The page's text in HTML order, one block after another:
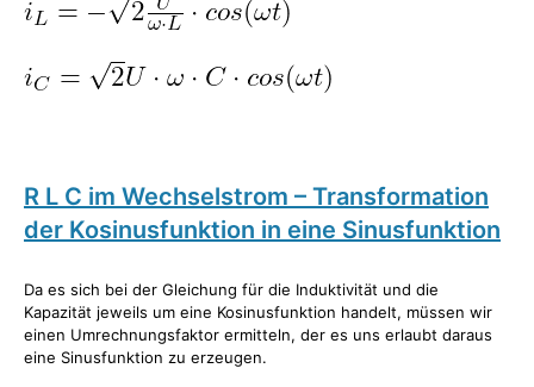
R L C im Wechselstrom – Transformation
der Kosinusfunktion in eine Sinusfunktion
Da es sich bei der Gleichung für die Induktivität und die
Kapazität jeweils um eine Kosinusfunktion handelt, müssen wir
einen Umrechnungsfaktor ermitteln, der es uns erlaubt daraus
eine Sinusfunktion zu erzeugen.